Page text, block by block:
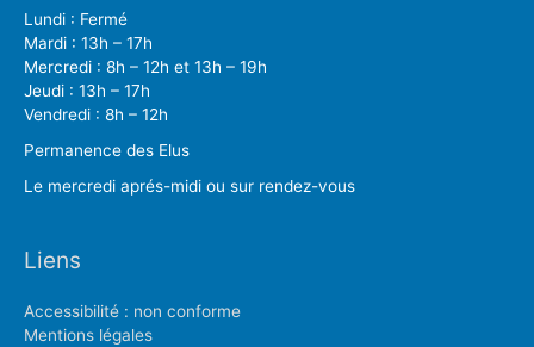
Lundi : Fermé
Mardi : 13h – 17h
Mercredi : 8h – 12h et 13h – 19h
Jeudi : 13h – 17h
Vendredi : 8h – 12h
Permanence des Elus
Le mercredi aprés-midi ou sur rendez-vous
Liens
Accessibilité : non conforme
Mentions légales